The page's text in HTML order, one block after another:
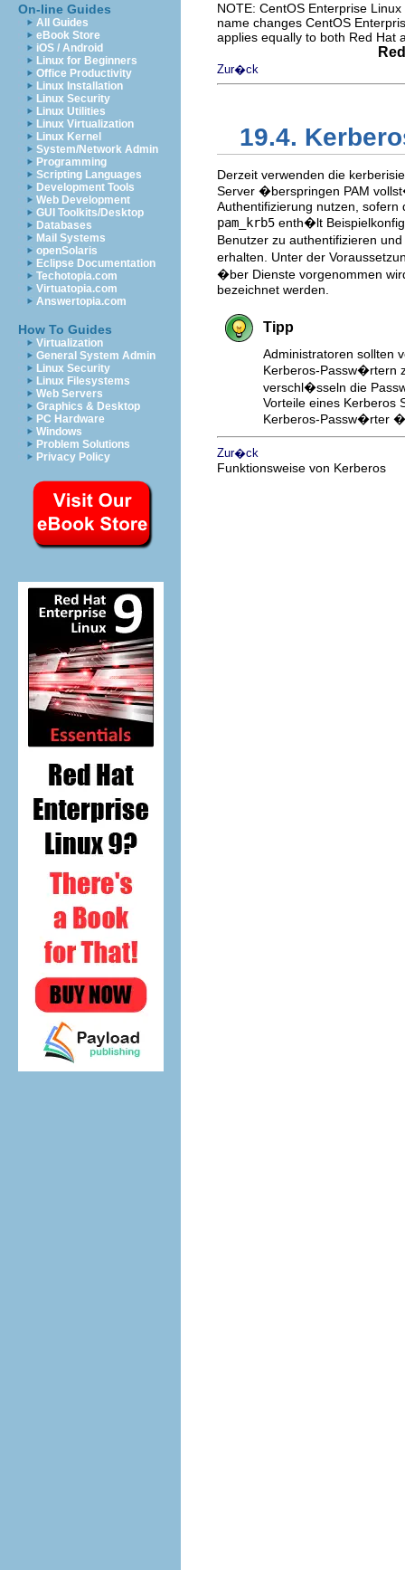
On-line Guides
All Guides
eBook Store
iOS / Android
Linux for Beginners
Office Productivity
Linux Installation
Linux Security
Linux Utilities
Linux Virtualization
Linux Kernel
System/Network Admin
Programming
Scripting Languages
Development Tools
Web Development
GUI Toolkits/Desktop
Databases
Mail Systems
openSolaris
Eclipse Documentation
Techotopia.com
Virtuatopia.com
Answertopia.com
How To Guides
Virtualization
General System Admin
Linux Security
Linux Filesystems
Web Servers
Graphics & Desktop
PC Hardware
Windows
Problem Solutions
Privacy Policy
NOTE: CentOS Enterprise
name changes CentOS
applies equally to both Red Hat
Zur�ck
19.4.
Derzeit verwenden die
Server �berspringen PAM
Authentifizierung nutzen,
pam_krb5 enth�lt
Benutzer zu authentifizieren
erhalten. Unter der
�ber Dienste vorgenommen
bezeichnet werden.
Tipp
Administratoren sollten
Kerberos-Passw�rtern
verschl�sseln die
Vorteile eines Kerberos
Kerberos-Passw�rter
Zur�ck
Funktionsweise von Kerberos